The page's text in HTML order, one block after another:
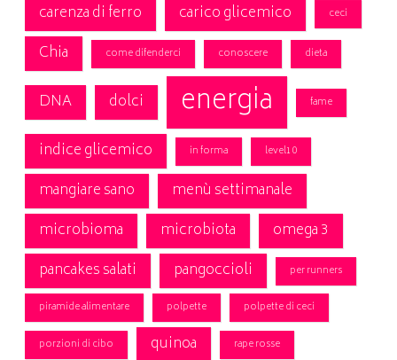
carenza di ferro carico glicemico ceci
Chia come difenderci conoscere dieta
DNA dolci energia fame
indice glicemico in forma level10
mangiare sano
menù settimanale
microbioma
microbiota
omega 3
pancakes salati
pangoccioli per runners
piramide alimentare polpette polpette di ceci
porzioni di cibo quinoa rape rosse